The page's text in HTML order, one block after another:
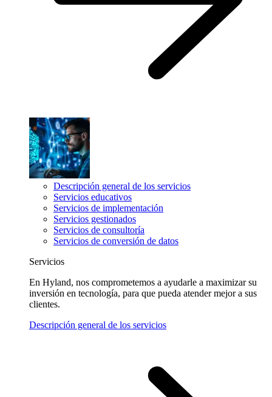
Descripción general de los servicios
Servicios educativos
Servicios de implementación
Servicios gestionados
Servicios de consultoría
Servicios de conversión de datos
Servicios
En Hyland, nos comprometemos a ayudarle a maximizar su
inversión en tecnología, para que pueda atender mejor a sus
clientes.
Descripción general de los servicios